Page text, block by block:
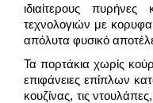
ιδιαίτερους πυρήνες
τεχνολογιών με
απόλυτα φυσικό
Τα πορτάκια χωρίς
επιφάνειες επίπλων
κουζίνας, τις